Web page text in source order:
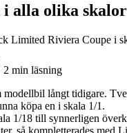
i alla olika skalor
Limited Riviera Coupe i
2 min läsning
långt tidigare.
köpa en i skala 1/1.
1/18 till synnerligen
så kompletterades